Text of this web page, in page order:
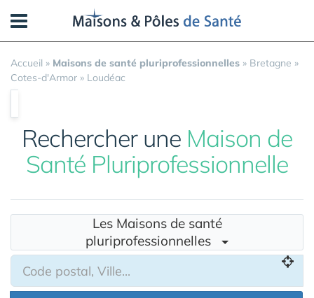
Accueil » Maisons de santé pluriprofessionnelles » Bretagne »
Cotes-d'Armor » Loudéac
Rechercher une Maison de
Santé Pluriprofessionnelle
Les Maisons de santé
pluriprofessionnelles
Panneau de gestion des cookies